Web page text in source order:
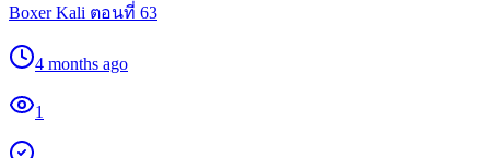
Boxer Kali ตอนที่ 63
4 months ago
1